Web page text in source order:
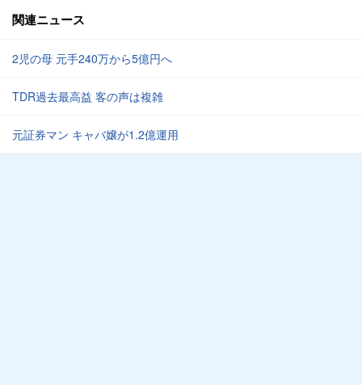
関連ニュース
2児の母 元手240万から5億円へ
TDR過去最高益 客の声は複雑
元証券マン キャバ嬢が1.2億運用